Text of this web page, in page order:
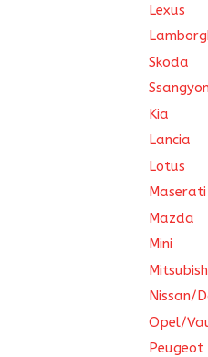
Lexus
Skoda
Kia
Lancia
Lotus
Maserati
Mazda
Mini
Nissan/
Opel/
Peugeot